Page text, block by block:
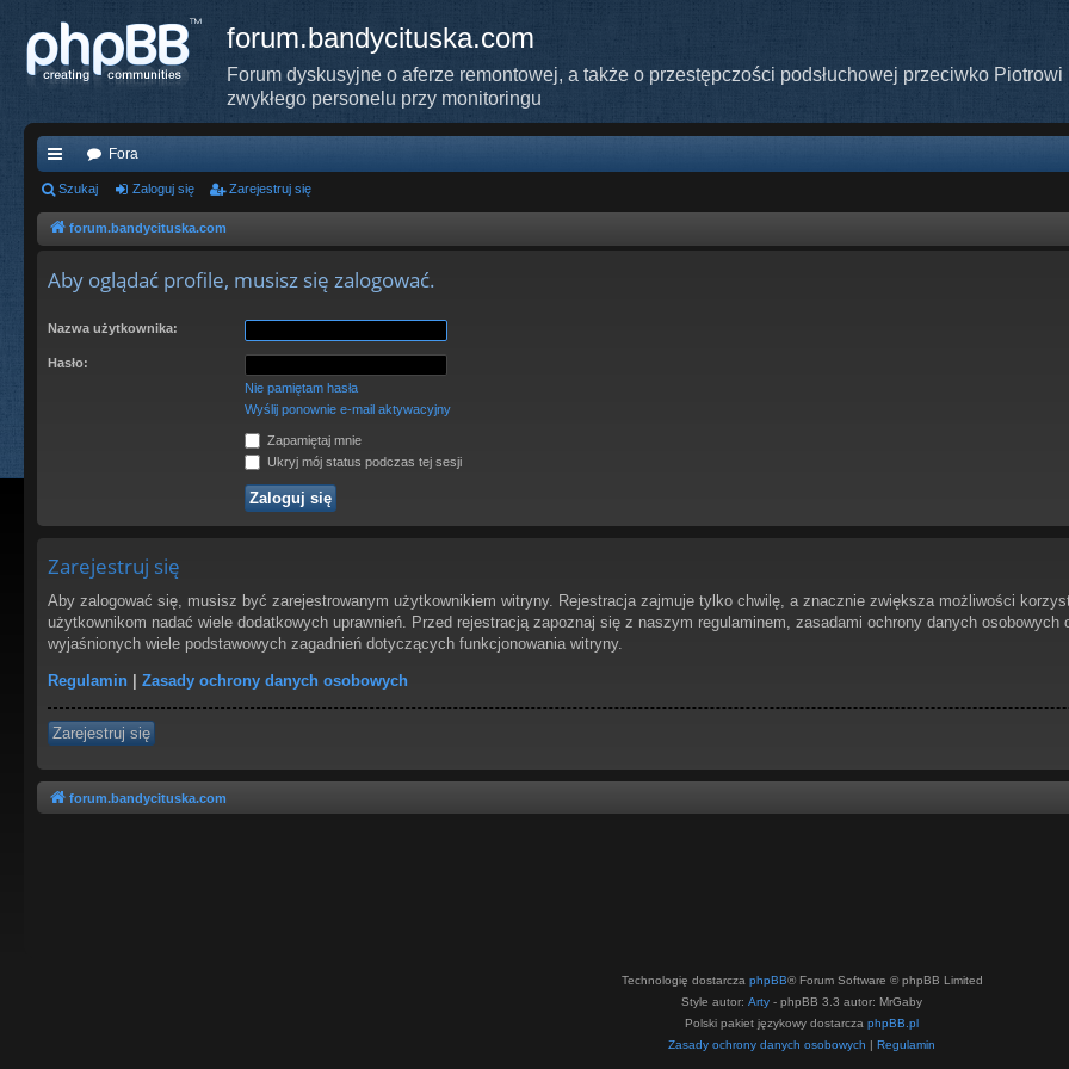
forum.bandycituska.com
Forum dyskusyjne o aferze remontowej, a także o przestępczości podsłuchowej przeciwko
zwykłego personelu przy monitoringu
ię
ce
Fora
Szukaj Zaloguj się Zarejestruj się
forum.bandycituska.com
Aby oglądać profile, musisz się zalogować.
Nazwa użytkownika:
Hasło:
Nie pamiętam hasła
Wyślij ponownie e-mail aktywacyjny
Zapamiętaj mnie
Ukryj mój status podczas tej sesji
Zarejestruj się
Aby zalogować się, musisz być zarejestrowanym użytkownikiem witryny. Rejestracja zajmuje tylko chwilę, a znacznie zwiększa możliwości
użytkownikom nadać wiele dodatkowych uprawnień. Przed rejestracją zapoznaj się z naszym regulaminem, zasadami ochrony danych
wyjaśnionych wiele podstawowych zagadnień dotyczących funkcjonowania witryny.
Regulamin | Zasady ochrony danych osobowych
Zarejestruj się
forum.bandycituska.com
Technologię dostarcza phpBB® Forum Software © phpBB Limited
Style autor: Arty - phpBB 3.3 autor: MrGaby
Polski pakiet językowy dostarcza phpBB.pl
Zasady ochrony danych osobowych | Regulamin